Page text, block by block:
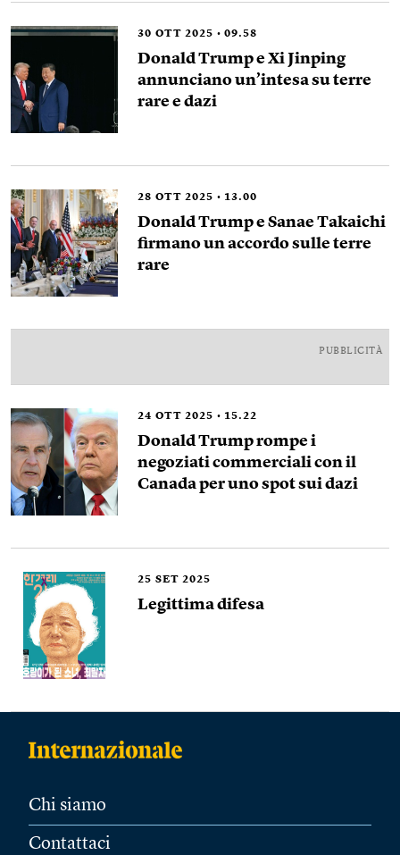
30 OTT 2025 09.58
Donald Trump e Xi Jinping
annunciano un’intesa su terre
rare e dazi
28 OTT 2025 13.00
Donald Trump e Sanae Takaichi
firmano un accordo sulle terre
rare
PUBBLICITÀ
24 OTT 2025 15.22
Donald Trump rompe i
negoziati commerciali con il
Canada per uno spot sui dazi
25 SET 2025
Legittima difesa
Chi siamo
Contattaci